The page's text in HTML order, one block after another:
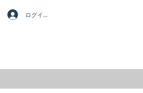
ログイン